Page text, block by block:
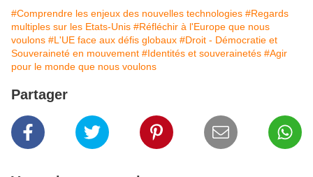
#Comprendre les enjeux des nouvelles technologies #Regards
multiples sur les Etats-Unis #Réfléchir à l'Europe que nous
voulons #L'UE face aux défis globaux #Droit - Démocratie et
Souveraineté en mouvement #Identités et souverainetés #Agir
pour le monde que nous voulons
Partager